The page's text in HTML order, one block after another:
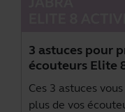
3 astuces pour
écouteurs Elite
Ces 3 astuces
plus de vos